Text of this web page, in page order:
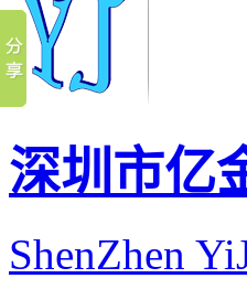
深圳市亿
ShenZhen